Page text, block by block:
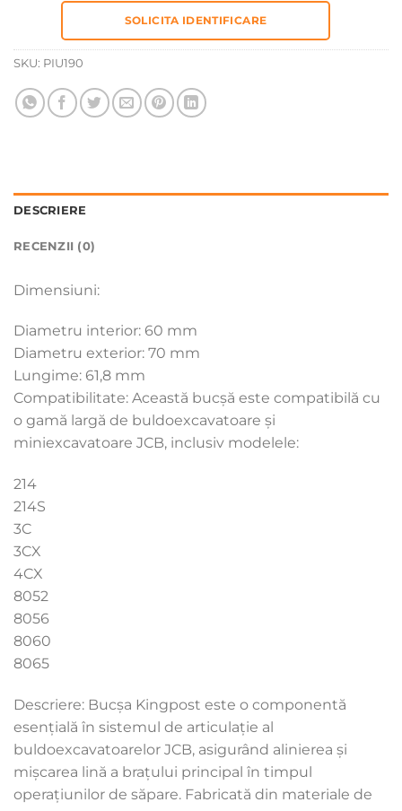
SOLICITA IDENTIFICARE
SKU: PIU190
DESCRIERE
RECENZII (0)
Dimensiuni:
Diametru interior: 60 mm
Diametru exterior: 70 mm
Lungime: 61,8 mm
Compatibilitate: Această bucșă este compatibilă cu
o gamă largă de buldoexcavatoare și
miniexcavatoare JCB, inclusiv modelele:
214
214S
3C
3CX
4CX
8052
8056
8060
8065
Descriere: Bucșa Kingpost este o componentă
esențială în sistemul de articulație al
buldoexcavatoarelor JCB, asigurând alinierea și
mișcarea lină a brațului principal în timpul
operațiunilor de săpare. Fabricată din materiale de